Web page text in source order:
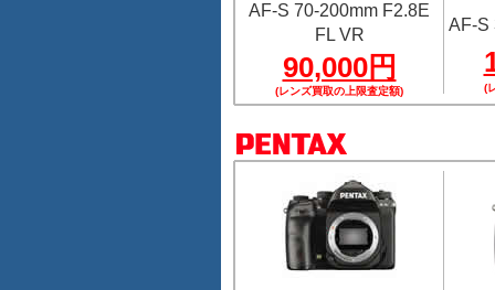
AF-S 70-200mm F2.8E
FL VR
90,000円
(レンズ買取の上限査定額)
AF-S
(